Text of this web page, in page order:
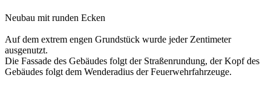
Neubau mit runden Ecken
Auf dem extrem engen Grundstück wurde jeder Zentimeter
ausgenutzt.
Die Fassade des Gebäudes folgt der Straßenrundung, der Kopf des
Gebäudes folgt dem Wenderadius der Feuerwehrfahrzeuge.